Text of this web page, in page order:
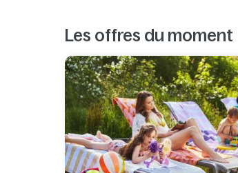
creuser et une zone séparée pour
pendant les journées chaudes.
Les aventuriers à quatre pattes
peuventcourir librement dans la
forêt à côté du domaine. Pour des
promenades tranquilles vous pouvez
explorer ensemble, en laisse, la Heere
Peel, une vaste réserve naturelle avec
Les offres du moment